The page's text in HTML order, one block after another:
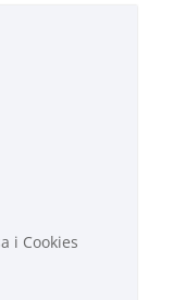
i Cookies